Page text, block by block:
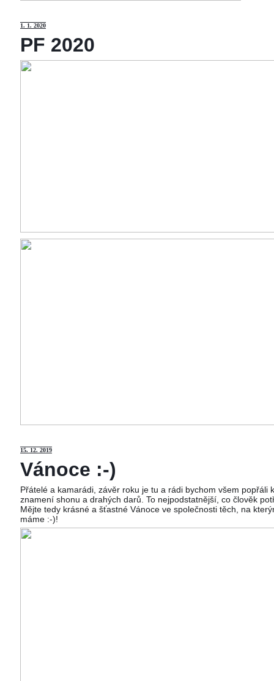
1. 1. 2020
PF 2020
15. 12. 2019
Vánoce :-)
Přátelé a kamarádi, závěr roku je tu a rádi bychom všem
znamení shonu a drahých darů. To nejpodstatnější, co člověk
Mějte tedy krásné a šťastné Vánoce ve společnosti těch, na
máme :-)!